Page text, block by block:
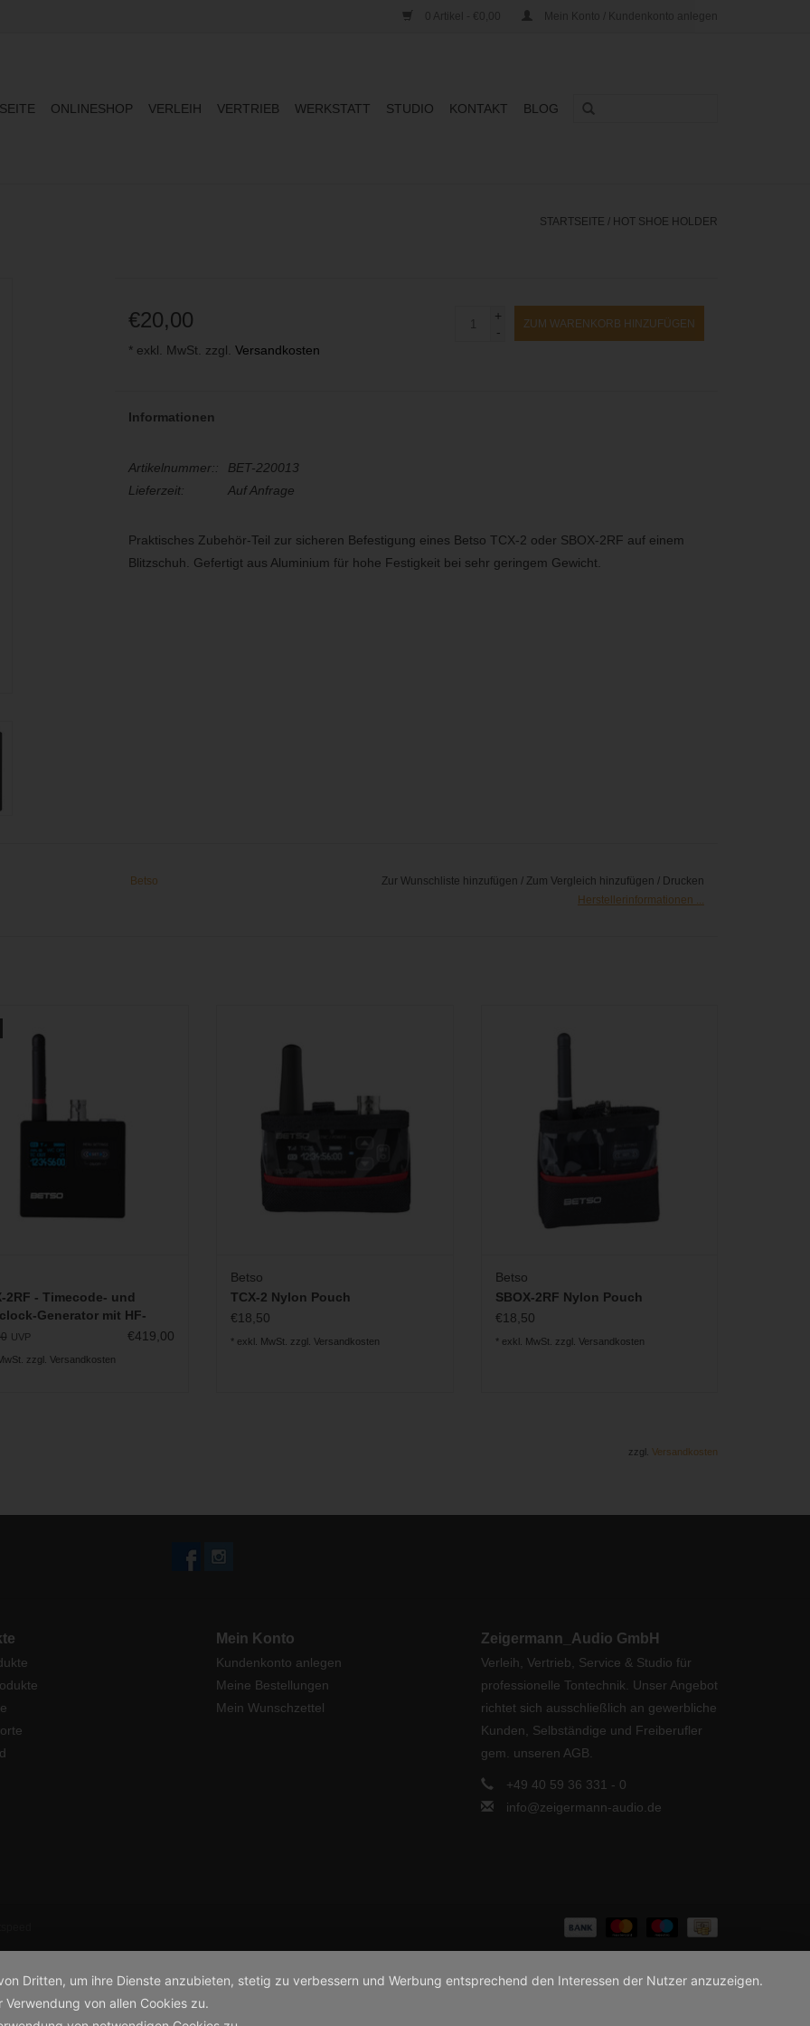
0 Artikel - €0,00 Mein Konto / Kundenkonto anlegen
ONLINESHOP VERLEIH VERTRIEB WERKSTATT STUDIO KONTAKT BLOG
STARTSEITE / HOT SHOE HOLDER
€20,00
* exkl. MwSt. zzgl. Versandkosten
+
-
ZUM WARENKORB HINZUFÜGEN
Informationen
Artikelnummer::
BET-220013
Lieferzeit:
Auf Anfrage
Praktisches Zubehör-Teil zur sicheren Befestigung eines Betso TCX-2 oder SBOX-2RF auf einem
Blitzschuh. Gefertigt aus Aluminium für hohe Festigkeit bei sehr geringem Gewicht.
Betso Zur Wunschliste hinzufügen / Zum Vergleich hinzufügen / Drucken
Herstellerinformationen ...
Generator mit eigenem HF-
2RF - Timecode- und
Generator mit HF-
UVP €419,00
zzgl. Versandkosten
Betso
TCX-2 Nylon Pouch
€18,50
* exkl. MwSt. zzgl. Versandkosten
Timecode Generator
Betso
SBOX-2RF Nylon Pouch
€18,50
* exkl. MwSt. zzgl. Versandkosten
zzgl. Versandkosten
Mein Konto
Kundenkonto anlegen
Meine Bestellungen
Mein Wunschzettel
Zeigermann_Audio GmbH
Verleih, Vertrieb, Service & Studio für
professionelle Tontechnik. Unser Angebot
richtet sich ausschließlich an gewerbliche
Kunden, Selbständige und Freiberufler
gem. unseren AGB.
+49 40 59 36 331 - 0
info@zeigermann-audio.de
Dritten, um ihre Dienste anzubieten, stetig zu verbessern und Werbung entsprechend den Interessen der Nutzer anzuzeigen.
Verwendung von allen Cookies zu.